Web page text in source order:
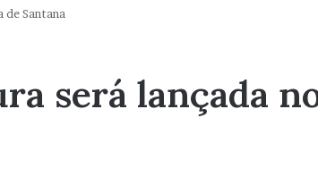
de Santana
será lançada